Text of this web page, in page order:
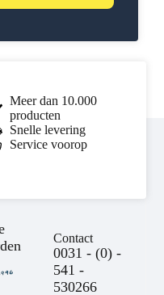
Meer dan 10.000
producten
Snelle levering
Service voorop
Contact
0031 - (0) -
541 -
530266